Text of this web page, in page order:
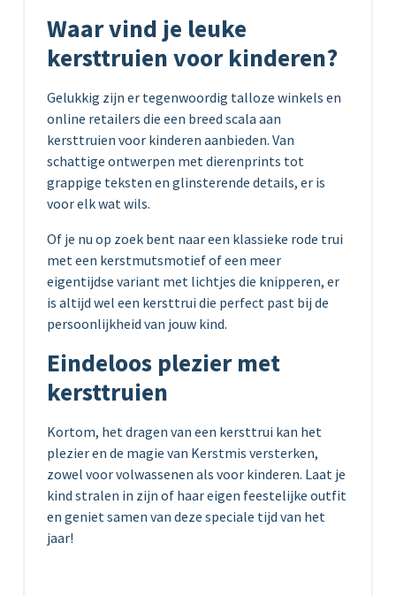
Waar vind je leuke
kersttruien voor kinderen?
Gelukkig zijn er tegenwoordig talloze winkels en
online retailers die een breed scala aan
kersttruien voor kinderen aanbieden. Van
schattige ontwerpen met dierenprints tot
grappige teksten en glinsterende details, er is
voor elk wat wils.
Of je nu op zoek bent naar een klassieke rode trui
met een kerstmutsmotief of een meer
eigentijdse variant met lichtjes die knipperen, er
is altijd wel een kersttrui die perfect past bij de
persoonlijkheid van jouw kind.
Eindeloos plezier met
kersttruien
Kortom, het dragen van een kersttrui kan het
plezier en de magie van Kerstmis versterken,
zowel voor volwassenen als voor kinderen. Laat je
kind stralen in zijn of haar eigen feestelijke outfit
en geniet samen van deze speciale tijd van het
jaar!